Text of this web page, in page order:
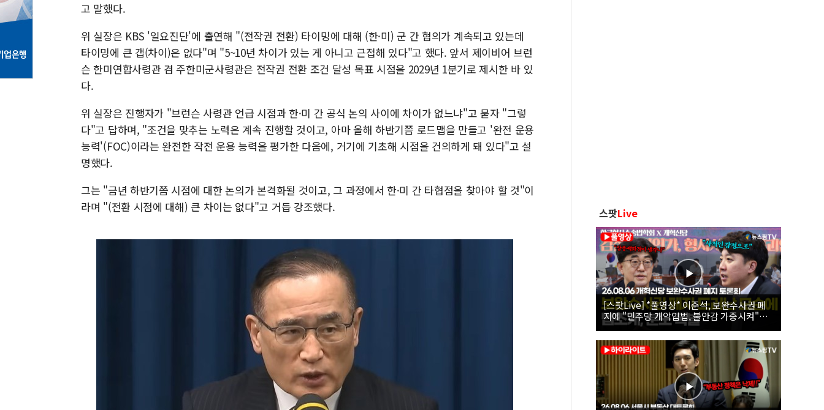
고 말했다.
위 실장은 KBS '일요진단'에 출연해 "(전작권 전환) 타이밍에 대해 (한·미) 군 간 협의가 계속되고 있는데
타이밍에 큰 갭(차이)은 없다"며 "5~10년 차이가 있는 게 아니고 근접해 있다"고 했다. 앞서 제이비어 브런
슨 한미연합사령관 겸 주한미군사령관은 전작권 전환 조건 달성 목표 시점을 2029년 1분기로 제시한 바 있
다.
위 실장은 진행자가 "브런슨 사령관 언급 시점과 한·미 간 공식 논의 사이에 차이가 없느냐"고 묻자 "그렇
다"고 답하며, "조건을 맞추는 노력은 계속 진행할 것이고, 아마 올해 하반기쯤 로드맵을 만들고 '완전 운용
능력'(FOC)이라는 완전한 작전 운용 능력을 평가한 다음에, 거기에 기초해 시점을 건의하게 돼 있다"고 설
명했다.
그는 "금년 하반기쯤 시점에 대한 논의가 본격화될 것이고, 그 과정에서 한·미 간 타협점을 찾아야 할 것"이
라며 "(전환 시점에 대해) 큰 차이는 없다"고 거듭 강조했다.
스팟Live
[스팟Live] *풀영상* 이준석, 보완수사권 폐
지에 "민주당 개악입법, 불안감 가중시켜"｜
26.08.06 개혁신당 보완수사권 폐지 토론회